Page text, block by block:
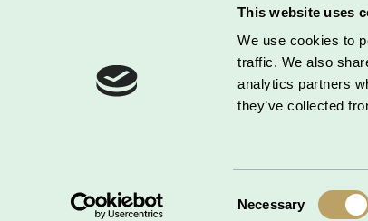
This website uses
We use cookies to
traffic. We also
analytics partners
they’ve collected
Necessary
Sådan får du flere